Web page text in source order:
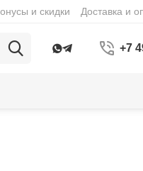
и скидки Доставка и
+7